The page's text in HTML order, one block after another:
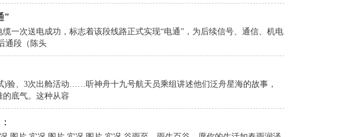
”
一次送电成功，标志着该段线路正式实现“电通”，为后续信号、通信、机电
通段（陈头
)验、3次出舱活动……听神舟十九号航天员乘组讲述他们泛舟星海的故事，
底气。这种从容